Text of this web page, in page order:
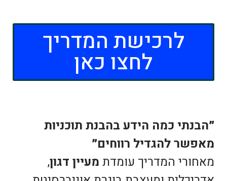
לרכישת המדריך
לחצו כאן
״הבנתי כמה הידע בהבנת תוכניות
מאפשר להגדיל רווחים״
מאחורי המדריך עומדת מעיין דגון,